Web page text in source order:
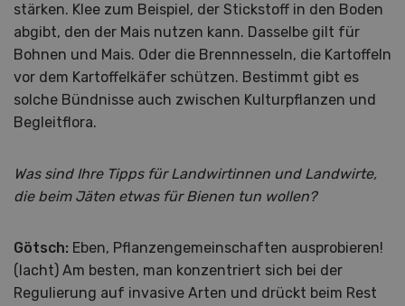
stärken. Klee zum Beispiel, der Stickstoff in den Boden
abgibt, den der Mais nutzen kann. Dasselbe gilt für
Bohnen und Mais. Oder die Brennnesseln, die Kartoffeln
vor dem Kartoffelkäfer schützen. Bestimmt gibt es
solche Bündnisse auch zwischen Kulturpflanzen und
Begleitflora.
Was sind Ihre Tipps für Landwirtinnen und Landwirte,
die beim Jäten etwas für Bienen tun wollen?
Götsch: Eben, Pflanzengemeinschaften ausprobieren!
(lacht) Am besten, man konzentriert sich bei der
Regulierung auf invasive Arten und drückt beim Rest